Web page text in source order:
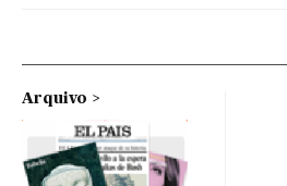
Arquivo